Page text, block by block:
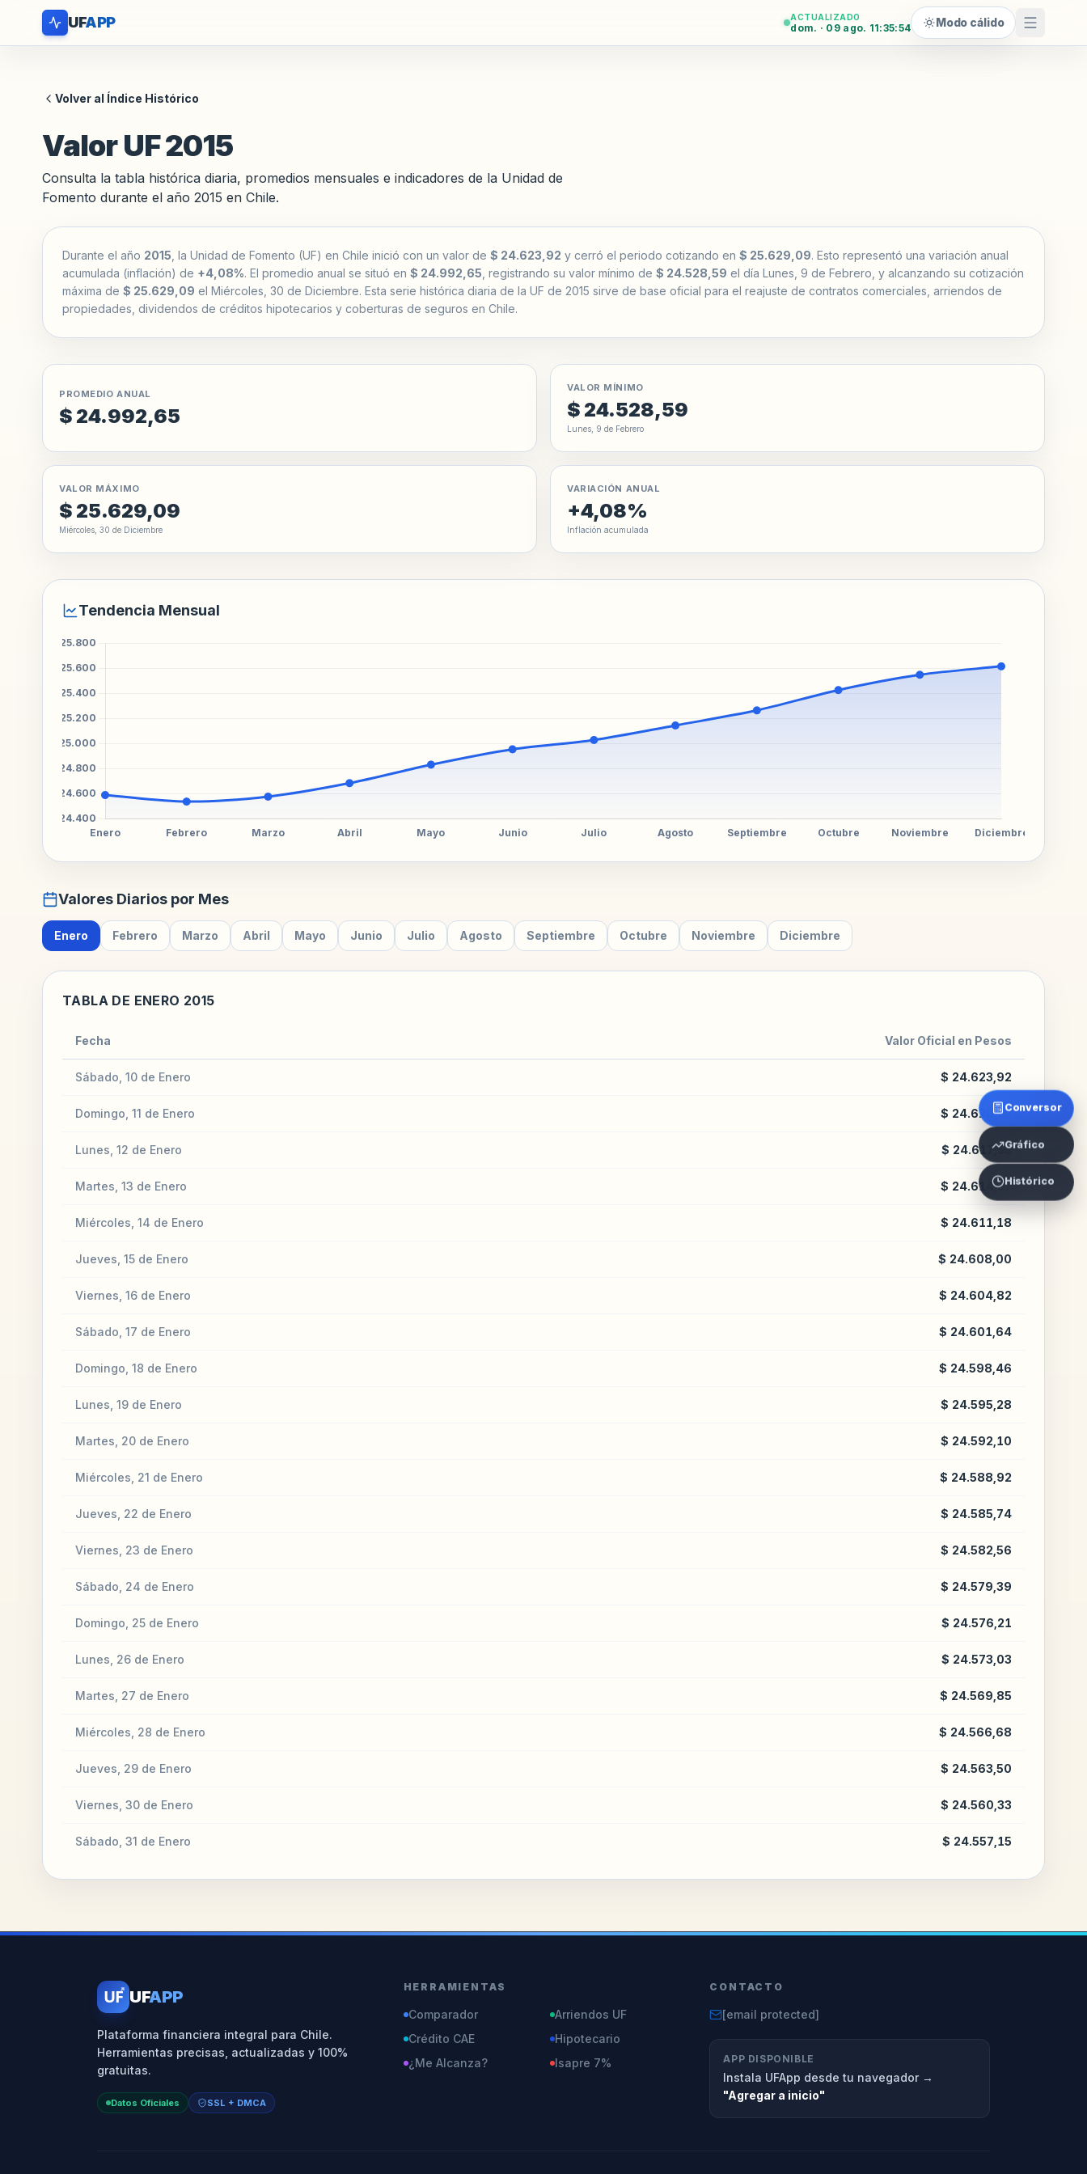
UFAPP ACTUALIZADO
dom. · 09 ago. 11:35:56 Modo cálido
Volver al Índice Histórico
Valor UF 2015
Consulta la tabla histórica diaria, promedios mensuales e indicadores de la Unidad de
Fomento durante el año 2015 en Chile.
Durante el año 2015 , la Unidad de Fomento (UF) en Chile inició con un valor de $ 24.623,92 y cerró el periodo cotizando en $ 25.629,09. Esto representó una variación anual
acumulada (inflación) de +4,08%. El promedio anual se situó en $ 24.992,65 , registrando su valor mínimo de $ 24.528,59 el día Lunes, 9 de Febrero, y alcanzando su cotización
máxima de $ 25.629,09 el Miércoles, 30 de Diciembre. Esta serie histórica diaria de la UF de 2015 sirve de base oficial para el reajuste de contratos comerciales, arriendos de
propiedades, dividendos de créditos hipotecarios y coberturas de seguros en Chile.
PROMEDIO ANUAL
$ 24.992,65
VALOR MÍNIMO
$ 24.528,59
Lunes, 9 de Febrero
VALOR MÁXIMO
$ 25.629,09
Miércoles, 30 de Diciembre
VARIACIÓN ANUAL
+4,08%
Inflación acumulada
Tendencia Mensual
Valores Diarios por Mes
Enero Febrero Marzo Abril Mayo Junio Julio Agosto Septiembre Octubre Noviembre Diciembre
TABLA DE ENERO 2015
Fecha Valor Oficial en Pesos
Sábado, 10 de Enero $ 24.623,92
Domingo, 11 de Enero $ 24.620,73
Lunes, 12 de Enero $ 24.617,55
Martes, 13 de Enero $ 24.614,37
Miércoles, 14 de Enero $ 24.611,18
Jueves, 15 de Enero $ 24.608,00
Viernes, 16 de Enero $ 24.604,82
Sábado, 17 de Enero $ 24.601,64
Domingo, 18 de Enero $ 24.598,46
Lunes, 19 de Enero $ 24.595,28
Martes, 20 de Enero $ 24.592,10
Miércoles, 21 de Enero $ 24.588,92
Jueves, 22 de Enero $ 24.585,74
Viernes, 23 de Enero $ 24.582,56
Sábado, 24 de Enero $ 24.579,39
Domingo, 25 de Enero $ 24.576,21
Lunes, 26 de Enero $ 24.573,03
Martes, 27 de Enero $ 24.569,85
Miércoles, 28 de Enero $ 24.566,68
Jueves, 29 de Enero $ 24.563,50
Viernes, 30 de Enero $ 24.560,33
Sábado, 31 de Enero $ 24.557,15
UF UFAPP
Plataforma financiera integral para Chile.
Herramientas precisas, actualizadas y 100%
gratuitas.
Datos Oficiales SSL + DMCA
HERRAMIENTAS
Comparador
Arriendos UF
Crédito CAE
Hipotecario
¿Me Alcanza?
Isapre 7%
CONTACTO
[email protected]
APP DISPONIBLE
Instala UFApp desde tu navegador →
"Agregar a inicio"
Conversor
Gráfico
Histórico